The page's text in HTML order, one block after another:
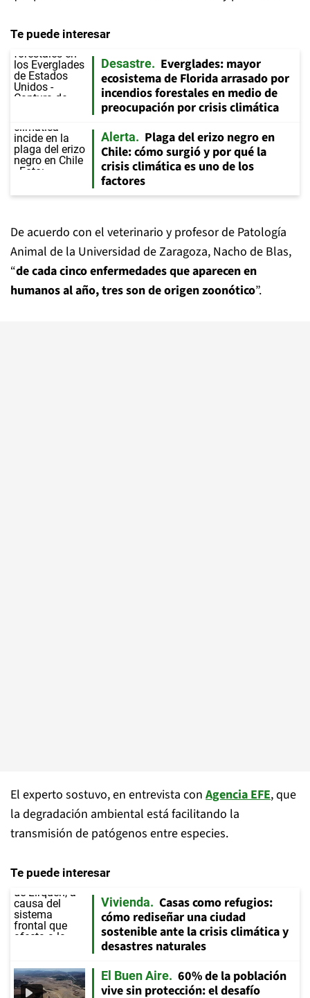
Te puede interesar
Desastre
Everglades: mayor
ecosistema de Florida arrasado por
incendios forestales en medio de
preocupación por crisis climática
Alerta
Plaga del erizo negro en
Chile: cómo surgió y por qué la
crisis climática es uno de los
factores
De acuerdo con el veterinario y profesor de Patología
Animal de la Universidad de Zaragoza, Nacho de Blas,
“de cada cinco enfermedades que aparecen en
humanos al año, tres son de origen zoonótico”.
El experto sostuvo, en entrevista con Agencia EFE, que
la degradación ambiental está facilitando la
transmisión de patógenos entre especies.
Te puede interesar
Vivienda
Casas como refugios:
cómo rediseñar una ciudad
sostenible ante la crisis climática y
desastres naturales
El Buen Aire
60% de la población
vive sin protección: el desafío